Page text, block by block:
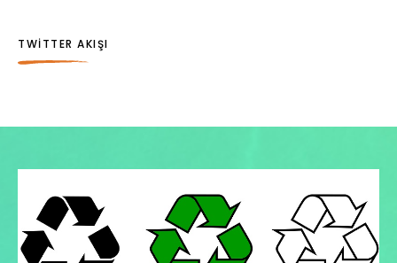
TWITTER AKIŞI